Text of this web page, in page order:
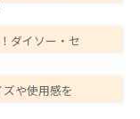
ダイソー・セ
や使用感を